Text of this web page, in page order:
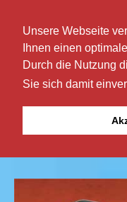
Unsere Webseite
Ihnen einen
Durch die Nutzung
Sie sich damit